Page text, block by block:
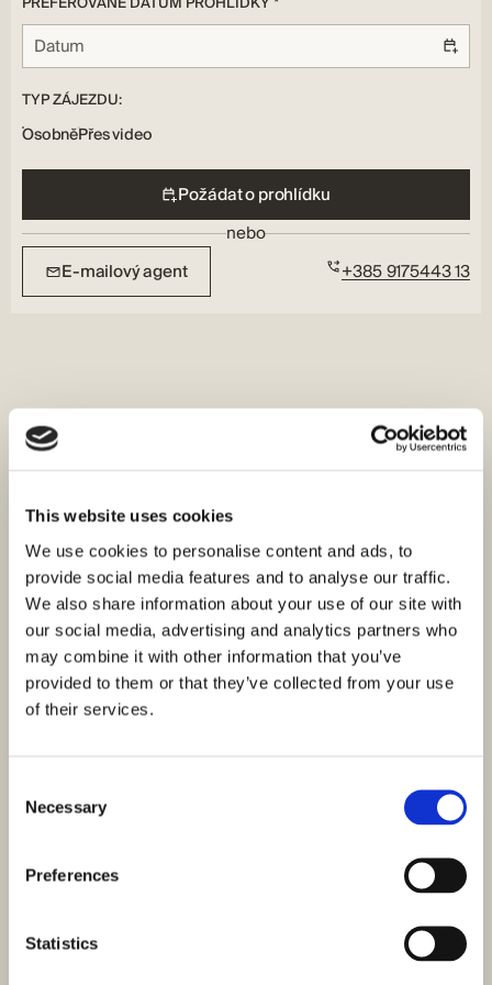
This website uses cookies
We use cookies to personalise content and ads, to
provide social media features and to analyse our traffic.
We also share information about your use of our site with
our social media, advertising and analytics partners who
may combine it with other information that you’ve
provided to them or that they’ve collected from your use
of their services.
Selection
Necessary
Preferences
Statistics
TYP ZÁJEZDU:
OsobněPřes video
Požádat o prohlídku
nebo
E-mailový agent
+385 9175443 13